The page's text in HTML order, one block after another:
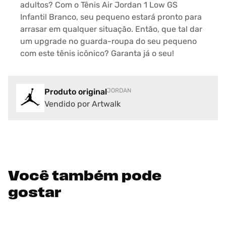
adultos? Com o Tênis Air Jordan 1 Low GS
Infantil Branco, seu pequeno estará pronto para
arrasar em qualquer situação. Então, que tal dar
um upgrade no guarda-roupa do seu pequeno
com este tênis icônico? Garanta já o seu!
Produto originalJORDAN
Vendido por Artwalk
Você também pode
gostar